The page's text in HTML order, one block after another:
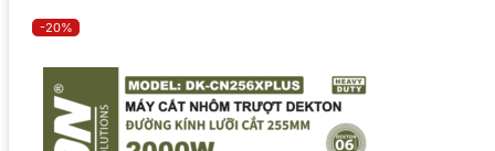
-20%